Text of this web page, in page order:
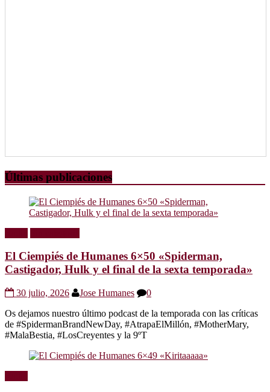
Últimas publicaciones
El Ciempiés de Humanes 6×50 «Spiderman,
Castigador, Hulk y el final de la sexta temporada»
30 julio, 2026 Jose Humanes
0
Os dejamos nuestro último podcast de la temporada con las críticas
de #SpidermanBrandNewDay, #AtrapaElMillón, #MotherMary,
#MalaBestia, #LosCreyentes y la 9ºT